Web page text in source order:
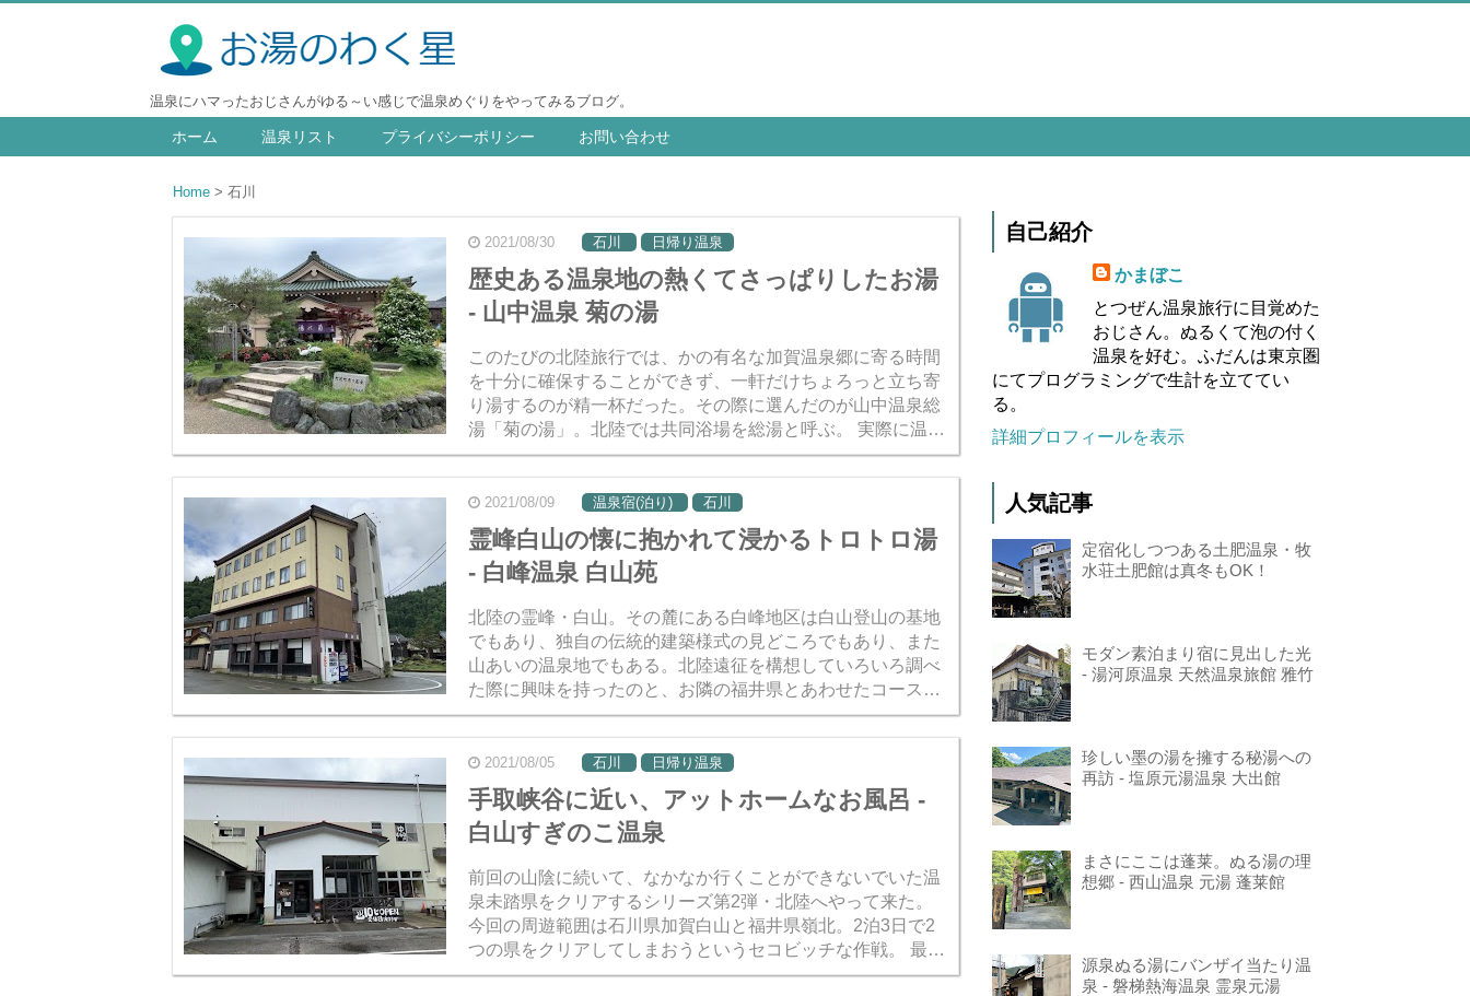
温泉にハマったおじさんがゆる～い感じで温泉めぐりをやってみるブログ。
ホーム 温泉リスト プライバシーポリシー お問い合わせ
Home 石川
2021/08/30 石川 日帰り温泉
歴史ある温泉地の熱くてさっぱりしたお湯
- 山中温泉 菊の湯
このたびの北陸旅行では、かの有名な加賀温泉郷に寄る時間
を十分に確保することができず、一軒だけちょろっと立ち寄
り湯するのが精一杯だった。その際に選んだのが山中温泉総
湯「菊の湯」。北陸では共同浴場を総湯と呼ぶ。 実際に温泉
に浸かっていた時間はいつもより短い。もとから短時間しか
滞在でき...
2021/08/09 温泉宿(泊り) 石川
霊峰白山の懐に抱かれて浸かるトロトロ湯
- 白峰温泉 白山苑
北陸の霊峰・白山。その麓にある白峰地区は白山登山の基地
でもあり、独自の伝統的建築様式の見どころでもあり、また
山あいの温泉地でもある。北陸遠征を構想していろいろ調べ
た際に興味を持ったのと、お隣の福井県とあわせたコースを
組みやすそうだったので、白峰温泉で1泊することにした。
おひとり...
2021/08/05 石川 日帰り温泉
手取峡谷に近い、アットホームなお風呂 -
白山すぎのこ温泉
前回の山陰に続いて、なかなか行くことができないでいた温
泉未踏県をクリアするシリーズ第2弾・北陸へやって来た。
今回の周遊範囲は石川県加賀白山と福井県嶺北。2泊3日で2
つの県をクリアしてしまおうというセコビッチな作戦。 最初
の立ち寄り温泉は白山市の「すぎのこ温泉」。事前調査によ
自己紹介
かまぼこ
とつぜん温泉旅行に目覚めた
おじさん。ぬるくて泡の付く
温泉を好む。ふだんは東京圏
にてプログラミングで生計を立ててい
る。
詳細プロフィールを表示
人気記事
定宿化しつつある土肥温泉・牧
水荘土肥館は真冬もOK！
モダン素泊まり宿に見出した光
- 湯河原温泉 天然温泉旅館 雅竹
珍しい墨の湯を擁する秘湯への
再訪 - 塩原元湯温泉 大出館
まさにここは蓬莱。ぬる湯の理
想郷 - 西山温泉 元湯 蓬莱館
源泉ぬる湯にバンザイ当たり温
泉 - 磐梯熱海温泉 霊泉元湯